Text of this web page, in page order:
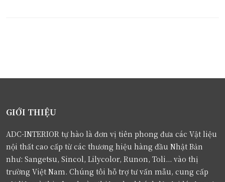
GIỚI THIỆU
ADC-INTERIOR tự hào là đơn vị tiên phong đưa các Vật liệu
nội thất cao cấp từ các thương hiệu hàng đầu Nhật Bản
như: Sangetsu, Sincol, Lilycolor, Runon, Toli... vào thị
trường Việt Nam. Chúng tôi hỗ trợ tư vấn mẫu, cung cấp